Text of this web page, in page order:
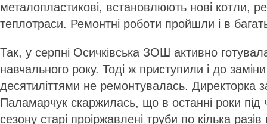
металопластикові, встановлюють нові котли,
теплотраси. Ремонтні роботи пройшли і в
Так, у серпні Осичківська ЗОШ активно
навчального року. Тоді ж приступили і до
десятиліттями не ремонтувалась. Директорка
Паламарчук скаржилась, що в останні роки під
сезону старі проіржавлені труби по кілька